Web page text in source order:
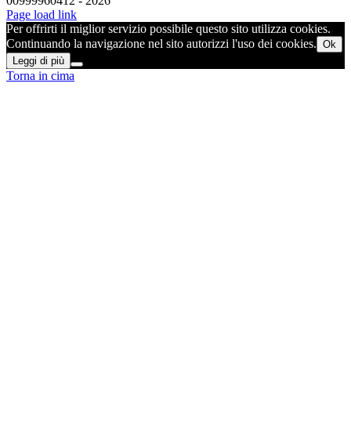
Page load link
Per offrirti il miglior servizio possibile questo sito utilizza cookies.
Continuando la navigazione nel sito autorizzi l'uso dei cookies. Ok
Leggi di più
Torna in cima